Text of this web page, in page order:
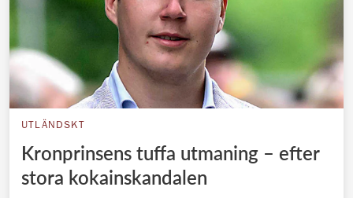
UTLÄNDSKT
Kronprinsens tuffa utmaning – efter
stora kokainskandalen